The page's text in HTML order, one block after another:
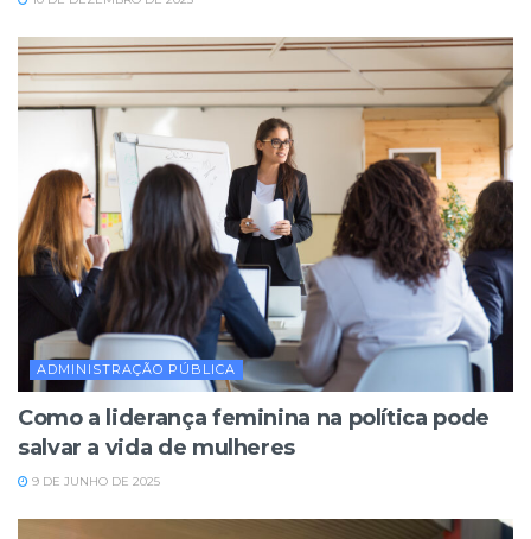
ADMINISTRAÇÃO PÚBLICA
Como a liderança feminina na política pode
salvar a vida de mulheres
9 DE JUNHO DE 2025